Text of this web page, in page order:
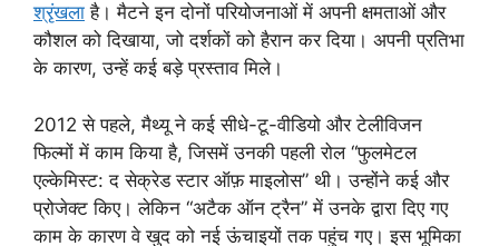
श्रृंखला है। मैटने इन दोनों परियोजनाओं में अपनी क्षमताओं और
कौशल को दिखाया, जो दर्शकों को हैरान कर दिया। अपनी प्रतिभा
के कारण, उन्हें कई बड़े प्रस्ताव मिले।
2012 से पहले, मैथ्यू ने कई सीधे-टू-वीडियो और टेलीविजन
फिल्मों में काम किया है, जिसमें उनकी पहली रोल “फुलमेटल
एल्केमिस्ट: द सेक्रेड स्टार ऑफ़ माइलोस” थी। उन्होंने कई और
प्रोजेक्ट किए। लेकिन “अटैक ऑन ट्रैन” में उनके द्वारा दिए गए
काम के कारण वे खुद को नई ऊंचाइयों तक पहुंच गए। इस भूमिका